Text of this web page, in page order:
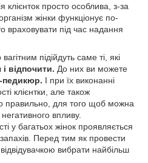
клієнток просто особлива, з-за
жінки функціонує по-
враховувати під час надання
підійдуть саме ті, які
відпочити. До них ви можете
педикюр. І при їх виконанні
клієнтки, але також
правильно, для того щоб можна
впливу.
у багатьох жінок проявляється
Перед тим як провести
вибрати найбільш